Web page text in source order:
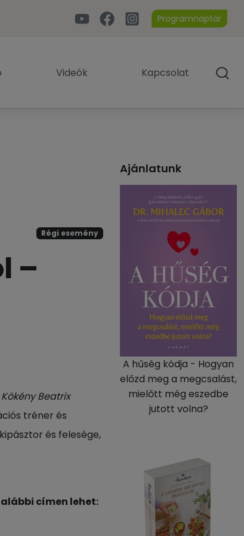
Programnaptár
Videók Kapcsolat
Régi esemény
–
Kökény Beatrix
tréner és
és felesége,
címen lehet:
Ajánlatunk
A hűség kódja - Hogyan
előzd meg a megcsalást,
mielőtt még eszedbe
jutott volna?